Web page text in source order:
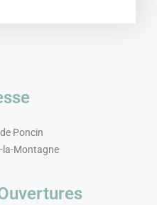
Poncin
la-Montagne